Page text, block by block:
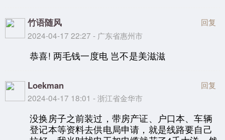
竹语随风
2024-04-17 22:27 - 广东省惠州市
回复
恭喜! 两毛钱一度电 岂不是美滋滋
Loekman
2024-04-17 18:01 - 浙江省金华市
回复
没换房子之前装过，带房产证、户口本、车辆
登记本等资料去供电局申请，就是线路要自己